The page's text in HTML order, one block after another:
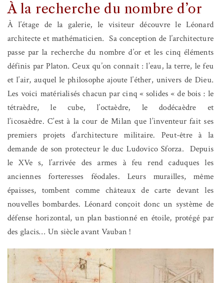
À la recherche du nombre d’or
À l’étage de la galerie, le visiteur découvre le Léonard
architecte et mathématicien. Sa conception de l’architecture
passe par la recherche du nombre d’or et les cinq éléments
définis par Platon. Ceux qu’on connaît : l’eau, la terre, le feu
et l’air, auquel le philosophe ajoute l’éther, univers de Dieu.
Les voici matérialisés chacun par cinq « solides « de bois : le
tétraèdre, le cube, l’octaèdre, le dodécaèdre et
l’icosaèdre. C’est à la cour de Milan que l’inventeur fait ses
premiers projets d’architecture militaire. Peut-être à la
demande de son protecteur le duc Ludovico Sforza. Depuis
le XVe s, l’arrivée des armes à feu rend caduques les
anciennes forteresses féodales. Leurs murailles, même
épaisses, tombent comme châteaux de carte devant les
nouvelles bombardes. Léonard conçoit donc un système de
défense horizontal, un plan bastionné en étoile, protégé par
des glacis… Un siècle avant Vauban !